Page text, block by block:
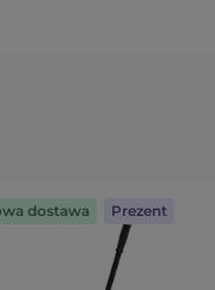
dostawa Prezent